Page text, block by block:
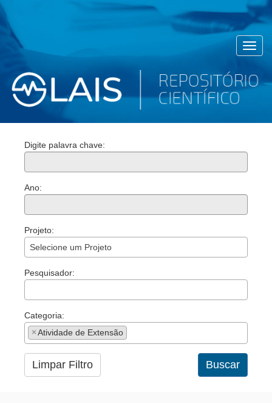
Digite palavra chave:
Ano:
Projeto:
Selecione um Projeto
Pesquisador:
Categoria:
×Atividade de Extensão
Limpar Filtro Buscar